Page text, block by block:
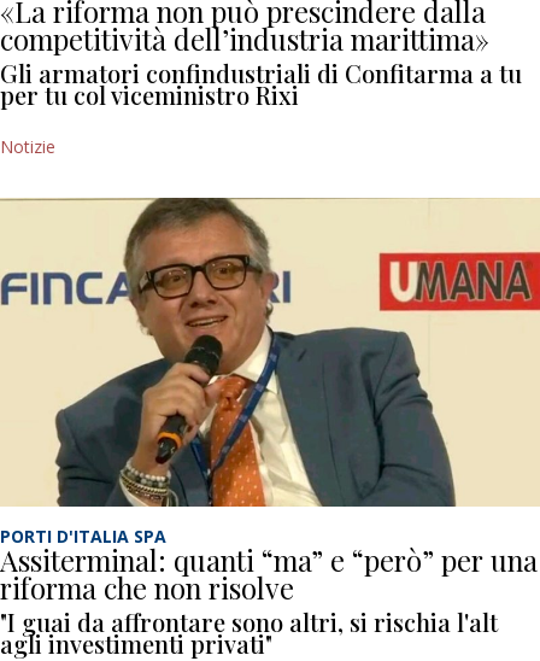
«La riforma non può prescindere dalla
competitività dell’industria marittima»
Gli armatori confindustriali di Confitarma a tu
per tu col viceministro Rixi
Notizie
PORTI D'ITALIA SPA
Assiterminal: quanti “ma” e “però” per una
riforma che non risolve
"I guai da affrontare sono altri, si rischia l'alt
agli investimenti privati"